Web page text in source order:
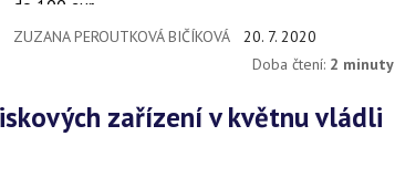
do 100 eur.
ZUZANA PEROUTKOVÁ BIČÍKOVÁ
20. 7. 2020
Doba čtení: 2 minuty